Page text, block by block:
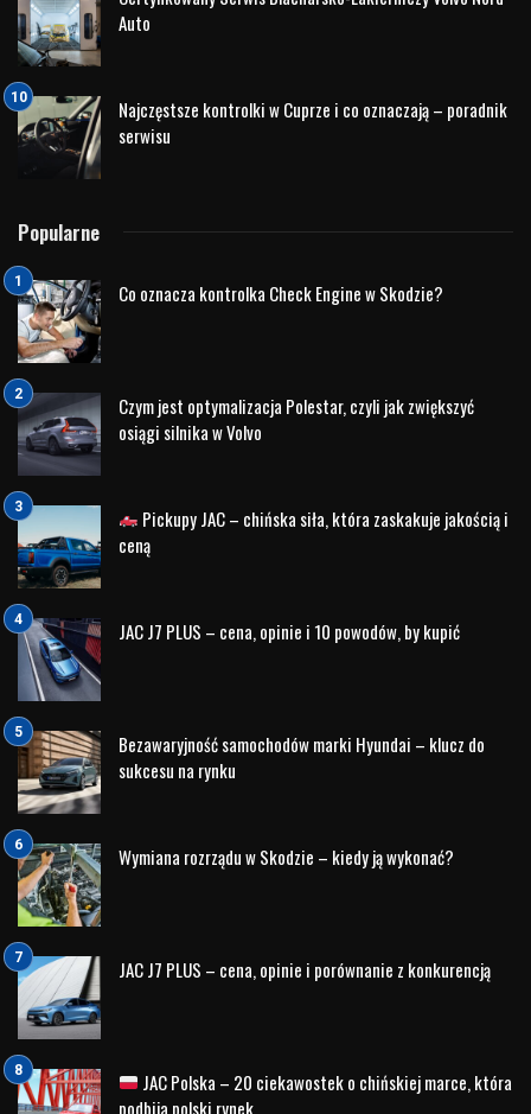
Auto
Najczęstsze kontrolki w Cuprze i co oznaczają – poradnik
serwisu
Popularne
Co oznacza kontrolka Check Engine w Skodzie?
Czym jest optymalizacja Polestar, czyli jak zwiększyć
osiągi silnika w Volvo
Pickupy JAC – chińska siła, która zaskakuje jakością i
ceną
JAC J7 PLUS – cena, opinie i 10 powodów, by kupić
Bezawaryjność samochodów marki Hyundai – klucz do
sukcesu na rynku
Wymiana rozrządu w Skodzie – kiedy ją wykonać?
JAC J7 PLUS – cena, opinie i porównanie z konkurencją
JAC Polska – 20 ciekawostek o chińskiej marce, która
podbija polski rynek